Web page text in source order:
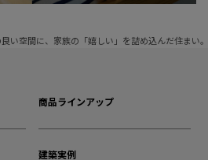
良い空間に、家族の「嬉しい」を詰め込んだ住まい。
商品ラインアップ
建築実例